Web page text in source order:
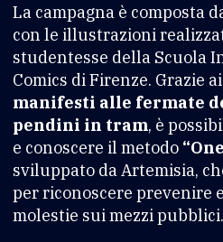
La campagna è composta
con le illustrazioni
studentesse della Scuola
Comics di Firenze. Grazie
manifesti alle fermate
pendini in tram, è
e conoscere il metodo
sviluppato da Artemisia,
per riconoscere prevenire
molestie sui mezzi pubblici.